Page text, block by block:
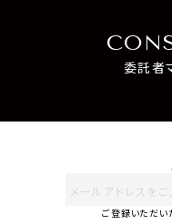
委託者
ご登録いただい